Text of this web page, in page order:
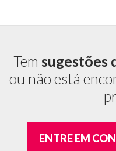
Tem sugestões
ou não está
ENTRE EM